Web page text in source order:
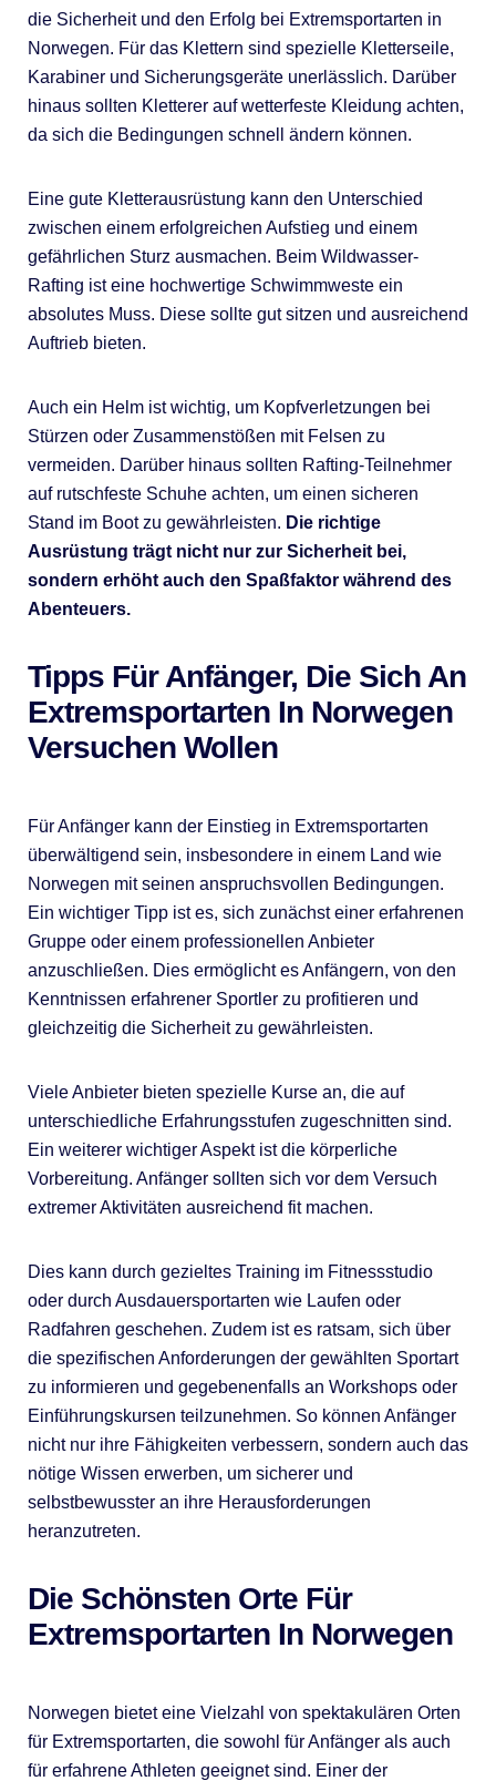
die Sicherheit und den Erfolg bei Extremsportarten in
Norwegen. Für das Klettern sind spezielle Kletterseile,
Karabiner und Sicherungsgeräte unerlässlich. Darüber
hinaus sollten Kletterer auf wetterfeste Kleidung achten,
da sich die Bedingungen schnell ändern können.
Eine gute Kletterausrüstung kann den Unterschied
zwischen einem erfolgreichen Aufstieg und einem
gefährlichen Sturz ausmachen. Beim Wildwasser-
Rafting ist eine hochwertige Schwimmweste ein
absolutes Muss. Diese sollte gut sitzen und ausreichend
Auftrieb bieten.
Auch ein Helm ist wichtig, um Kopfverletzungen bei
Stürzen oder Zusammenstößen mit Felsen zu
vermeiden. Darüber hinaus sollten Rafting-Teilnehmer
auf rutschfeste Schuhe achten, um einen sicheren
Stand im Boot zu gewährleisten. Die richtige
Ausrüstung trägt nicht nur zur Sicherheit bei,
sondern erhöht auch den Spaßfaktor während des
Abenteuers.
Tipps Für Anfänger, Die Sich An
Extremsportarten In Norwegen
Versuchen Wollen
Für Anfänger kann der Einstieg in Extremsportarten
überwältigend sein, insbesondere in einem Land wie
Norwegen mit seinen anspruchsvollen Bedingungen.
Ein wichtiger Tipp ist es, sich zunächst einer erfahrenen
Gruppe oder einem professionellen Anbieter
anzuschließen. Dies ermöglicht es Anfängern, von den
Kenntnissen erfahrener Sportler zu profitieren und
gleichzeitig die Sicherheit zu gewährleisten.
Viele Anbieter bieten spezielle Kurse an, die auf
unterschiedliche Erfahrungsstufen zugeschnitten sind.
Ein weiterer wichtiger Aspekt ist die körperliche
Vorbereitung. Anfänger sollten sich vor dem Versuch
extremer Aktivitäten ausreichend fit machen.
Dies kann durch gezieltes Training im Fitnessstudio
oder durch Ausdauersportarten wie Laufen oder
Radfahren geschehen. Zudem ist es ratsam, sich über
die spezifischen Anforderungen der gewählten Sportart
zu informieren und gegebenenfalls an Workshops oder
Einführungskursen teilzunehmen. So können Anfänger
nicht nur ihre Fähigkeiten verbessern, sondern auch das
nötige Wissen erwerben, um sicherer und
selbstbewusster an ihre Herausforderungen
heranzutreten.
Die Schönsten Orte Für
Extremsportarten In Norwegen
Norwegen bietet eine Vielzahl von spektakulären Orten
für Extremsportarten, die sowohl für Anfänger als auch
für erfahrene Athleten geeignet sind. Einer der